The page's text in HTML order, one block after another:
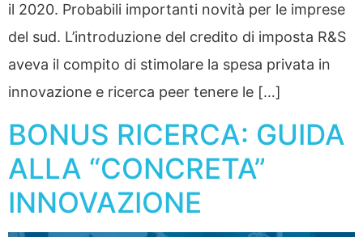
il 2020. Probabili importanti novità per le imprese
del sud. L’introduzione del credito di imposta R&S
aveva il compito di stimolare la spesa privata in
innovazione e ricerca peer tenere le […]
BONUS RICERCA: GUIDA
ALLA “CONCRETA”
INNOVAZIONE